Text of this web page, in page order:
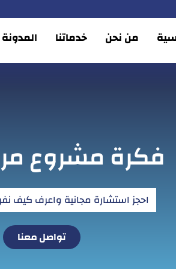
من نحن خدماتنا المدونة
فكرة مشروع
احجز استشارة مجانية واعرف كيف
تواصل معنا